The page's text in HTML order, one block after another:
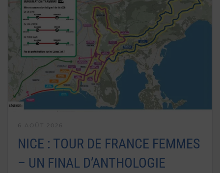
NICE : TOUR DE FRANCE FEMMES
– UN FINAL D’ANTHOLOGIE